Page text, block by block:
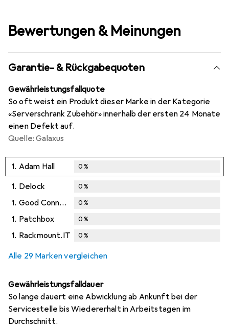
Bewertungen & Meinungen
Garantie- & Rückgabequoten
Gewährleistungsfallquote
So oft weist ein Produkt dieser Marke in der Kategorie
«Serverschrank Zubehör» innerhalb der ersten 24 Monate
einen Defekt auf.
Quelle: Galaxus
1. Adam Hall 0%
1. Delock 0%
1. Good Connections 0%
1. Patchbox 0%
1. Rackmount.IT 0%
Alle 29 Marken vergleichen
Gewährleistungsfalldauer
So lange dauert eine Abwicklung ab Ankunft bei der
Servicestelle bis Wiedererhalt in Arbeitstagen im
Durchschnitt.